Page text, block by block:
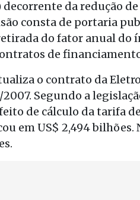
da redução
consta de portaria
do fator anual do
de
o contrato da
Segundo a
de cálculo da tarifa
em US$ 2,494 bilhões.